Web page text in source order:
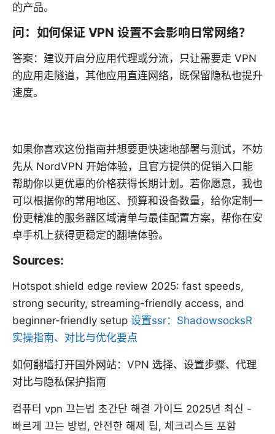
的产品。
问：如何保证 VPN 设置不会影响日常网络？
答案：建议开启分应用代理或分流，只让需要走 VPN
的应用走隧道，其他应用直连网络，既保留隐私也提升
速度。
如果你喜欢这份指南并想要更快速地部署与测试，不妨
先从 NordVPN 开始体验，且官方提供的促销入口能
帮助你以更优惠的价格获得长期计划。若你愿意，我也
可以根据你的常用地区、预算和设备数量，给你定制一
份更精准的服务器区域清单与最佳配置方案，帮你在安
卓手机上获得更稳定的翻墙体验。
Sources:
Hotspot shield edge review 2025: fast speeds,
strong security, streaming-friendly access, and
beginner-friendly setup 设置ssr：ShadowsocksR
实操指南、对比与优化要点
如何翻墙打开国外网站：VPN 选择、设置步骤、代理
对比与隐私保护指南
컴퓨터 vpn 끄는법 초간단 해결 가이드 2025년 최신 -
빠르게 끄는 방법, 안전한 해제 팁, 체크리스트 포함